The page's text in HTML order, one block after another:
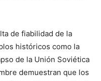
de fiabilidad de la
históricos como la
de la Unión Soviética
demuestran que los